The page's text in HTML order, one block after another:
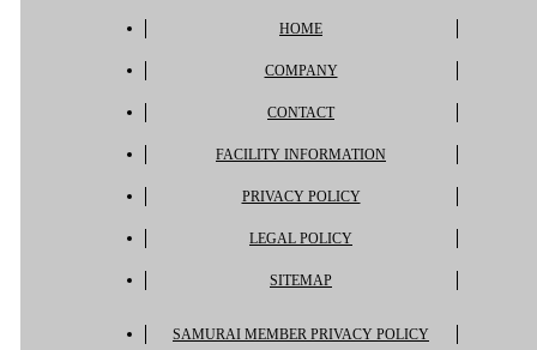
HOME
COMPANY
CONTACT
FACILITY INFORMATION
PRIVACY POLICY
LEGAL POLICY
SITEMAP
SAMURAI MEMBER PRIVACY POLICY